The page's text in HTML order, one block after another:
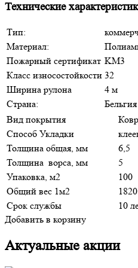
Технические
Тип:
Материал:
Пожарный сертификат KM3
Класс износостойкости 32
Ширина рулона
4 м
Страна:
Бельгия
Вид покрытия
Способ Укладки
Толщина общая, мм
6,5
Толщина ворса, мм
5
Упаковка, м2
100
Общий вес 1м2
Срок службы
10
Добавить в корзину
Актуальные акции